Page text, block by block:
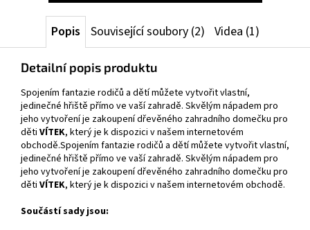
Popis Související soubory (2) Videa (1)
Detailní popis produktu
Spojením fantazie rodičů a dětí můžete vytvořit vlastní,
jedinečné hřiště přímo ve vaší zahradě. Skvělým nápadem pro
jeho vytvoření je zakoupení dřevěného zahradního domečku pro
děti VÍTEK, který je k dispozici v našem internetovém
obchodě.Spojením fantazie rodičů a dětí můžete vytvořit vlastní,
jedinečné hřiště přímo ve vaší zahradě. Skvělým nápadem pro
jeho vytvoření je zakoupení dřevěného zahradního domečku pro
děti VÍTEK, který je k dispozici v našem internetovém obchodě.
Součástí sady jsou: